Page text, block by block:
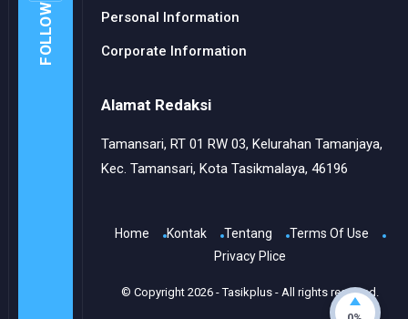
FOLLOW Personal Information
Corporate Information
Alamat Redaksi
Tamansari, RT 01 RW 03, Kelurahan Tamanjaya,
Kec. Tamansari, Kota Tasikmalaya, 46196
Home Kontak Tentang
Terms Of Use
Privacy Plice
© Copyright2026 -Tasikplus - All rights reserved.